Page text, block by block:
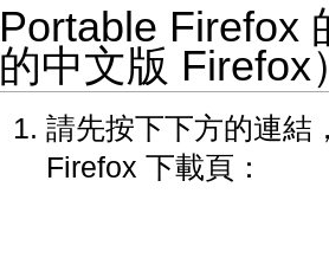
Portable Firefox
的中文版 Firefox
請先按下下方的連結
Firefox 下載頁：